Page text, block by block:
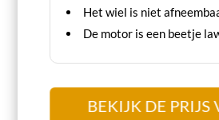
Het wiel is niet
De motor is een beetje
BEKIJK DE PRIJS